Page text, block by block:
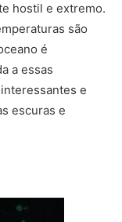
hostil e extremo.
são
é
a essas
e
escuras e